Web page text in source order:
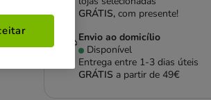
GRÁTIS,com presente!
Envio ao domicílio
Disponível
Entrega entre 1-3 dias úteis
GRÁTIS a partir de 49€